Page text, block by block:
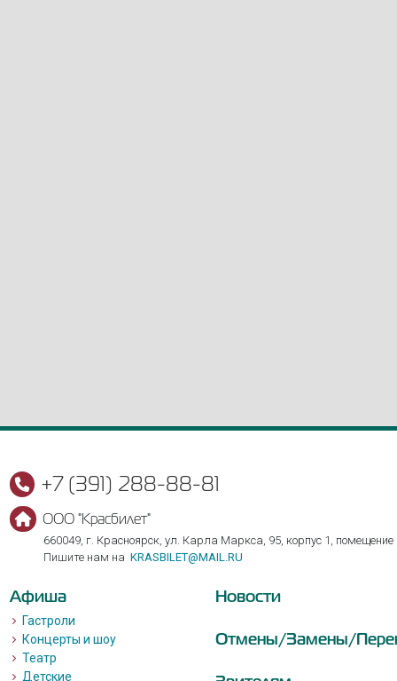
+7 (391) 288-88-81
ООО "Красбилет"
660049, г. Красноярск, ул. Карла Маркса, 95, корпус 1, помещение
Пишите нам на KRASBILET@MAIL.RU
Афиша
Гастроли
Концерты и шоу
Театр
Детские
Новости
Отмены/Замены/